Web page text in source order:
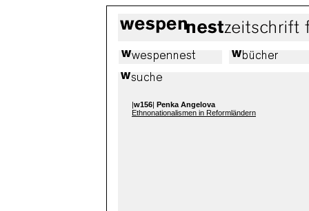
|w156| Penka Angelova
Ethnonationalismen in Reformländern